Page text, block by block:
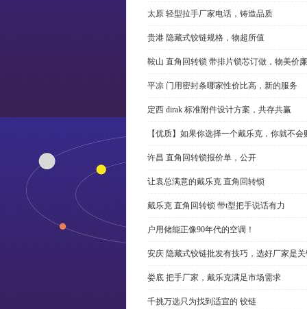
太原 轻型拉手厂家电话，铸造品质
贵港 隐藏式铰链规格，物超所值
鞍山 直角回转锁 带排片锁芯订做，物美价廉
平凉 门用密封条哪家性价比高，新的服务
定西 dirak 标准附件设计方案，共存共赢
【优质】如果你选择一个戴乐克，你就不
许昌 直角回转锁报价单，公开
让袁总满意的戴乐克 直角回转锁
戴乐克 直角回转锁 带t型把手说话有力
户用储能正像90年代的空调！
安庆 隐藏式铰链批发有技巧，选好厂家是
娄底 把手厂家，戴乐克满足市场需求
千挑万选只为找到适宜的 铰链